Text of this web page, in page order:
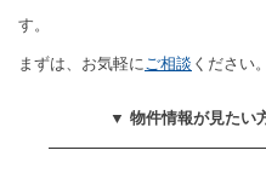
す。
まずは、お気軽にご相談 ください。
▼ 物件情報が見たい